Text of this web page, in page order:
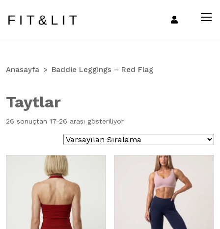
Anasayfa Baddie Leggings – Red Flag
Taytlar
26 sonuçtan 17-26 arası gösteriliyor